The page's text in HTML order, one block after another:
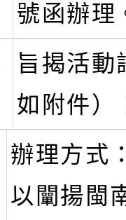
號函辦理
旨揭活動
如附件）
辦理方式
以闡揚閩